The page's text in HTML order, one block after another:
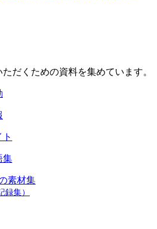
だくための資料を集めています。
集
素材集
録集）